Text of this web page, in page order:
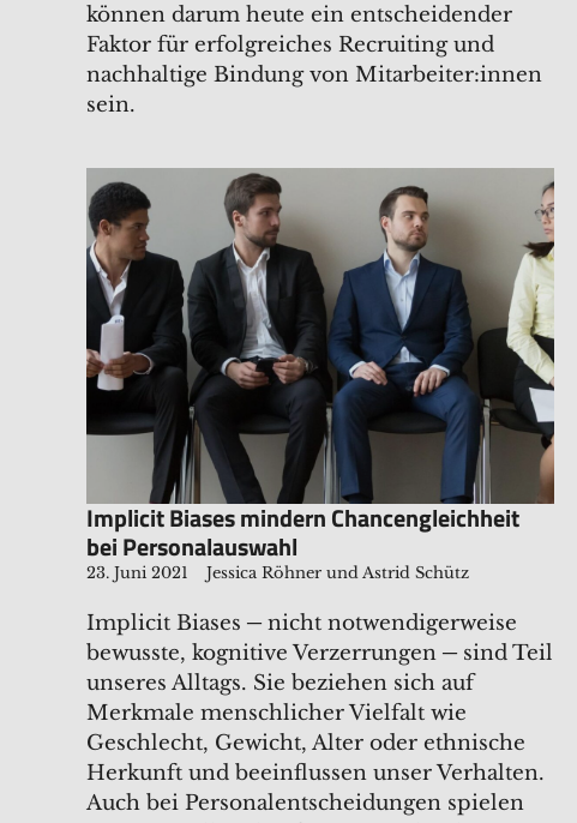
können darum heute ein entscheidender
Faktor für erfolgreiches Recruiting und
nachhaltige Bindung von Mitarbeiter:innen
sein.
Implicit Biases mindern Chancengleichheit
bei Personalauswahl
23. Juni 2021 Jessica Röhner und Astrid Schütz
Implicit Biases ─ nicht notwendigerweise
bewusste, kognitive Verzerrungen ─ sind Teil
unseres Alltags. Sie beziehen sich auf
Merkmale menschlicher Vielfalt wie
Geschlecht, Gewicht, Alter oder ethnische
Herkunft und beeinflussen unser Verhalten.
Auch bei Personalentscheidungen spielen